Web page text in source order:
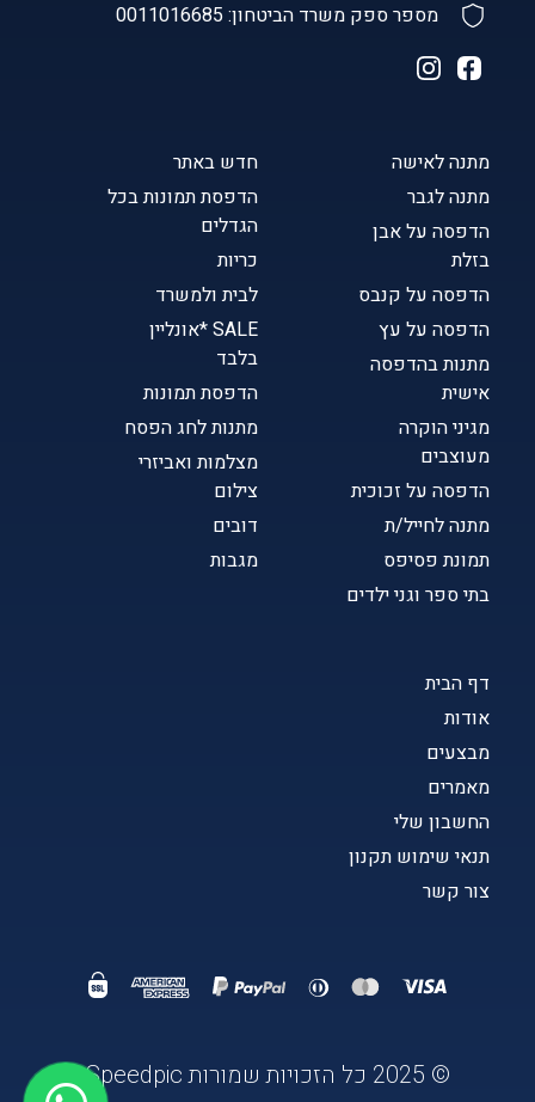
דף הבית
אודות
מבצעים
מאמרים
החשבון שלי
תנאי שימוש תקנון
צור קשר
מתנה לאישה
מתנה לגבר
הדפסה על אבן
בזלת
הדפסה על קנבס
הדפסה על עץ
מתנות בהדפסה
אישית
מגיני הוקרה
מעוצבים
הדפסה על זכוכית
מתנה לחייל/ת
תמונת פסיפס
בתי ספר וגני ילדים
חדש באתר
הדפסת תמונות בכל
הגדלים
כריות
לבית ולמשרד
SALE *אונליין
בלבד
הדפסת תמונות
מתנות לחג הפסח
מצלמות ואביזרי
צילום
דובים
מגבות
מספר ספק משרד הביטחון: 0011016685
© 2025 כל הזכויות שמורות Speedpic